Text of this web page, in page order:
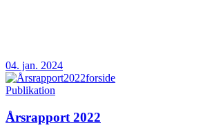
04. jan. 2024
Publikation
Årsrapport 2022